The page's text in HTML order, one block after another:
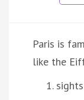
Paris is
like the
sights